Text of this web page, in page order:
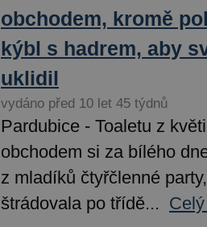
obchodem, kromě
kýbl s hadrem, aby
uklidil
vydáno před 10 let 45 týdnů
Pardubice - Toaletu z
obchodem si za bílého
z mladíků čtyřčlenné
štrádovala po třídě...